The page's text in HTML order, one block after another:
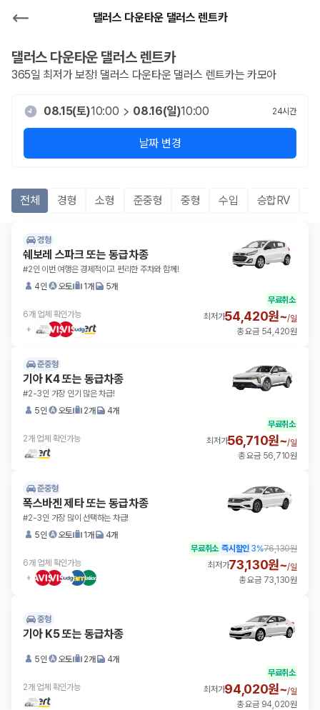
댈러스 다운타운 댈러스 렌트카
댈러스 다운타운 댈러스렌트카
365일 최저가 보장! 댈러스 다운타운 댈러스 렌트카는 카모아
08.15(토)10:00 08.16(일)10:00 24시간
날짜 변경
전체 경형 소형 준중형 중형 수입 승합RV
경형
쉐보레 스파크 또는 동급차종
#2인 이번 여행은 경제적이고 편리한 주차와 함께!
4인
오토 1개 5개
6개 업체 확인가능
무료취소
최저가54,420원~/일
총 요금 54,420원
준중형
기아 K4 또는 동급차종
#2-3인 가장 인기 많은 차급!
5인
오토 2개 4개
2개 업체 확인가능
무료취소
최저가56,710원~/일
총 요금 56,710원
준중형
폭스바겐 제타 또는 동급차종
#2-3인 가장 많이 선택하는 차급!
5인
오토 1개 4개
6개 업체 확인가능
무료취소 즉시할인 3%76,130원
최저가73,130원~/일
총 요금 73,130원
중형
기아 K5 또는 동급차종
5인 오토 2개 4개
2개 업체 확인가능
무료취소
최저가94,020원~/일
총 요금 94,020원